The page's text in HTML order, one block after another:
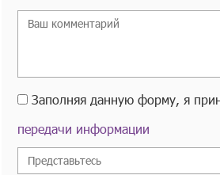
Заполняя данную форму, я
передачи информации